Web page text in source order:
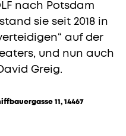
nach Potsdam
sie seit 2018 in
auf der
und nun auch
Greig.
11, 14467